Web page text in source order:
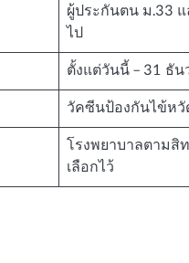
ผู้ประกันตน ม.33
ไป
ตั้งแต่วันนี้ – 31 ธัน
วัคซีนป้องกันไข้ห
โรงพยาบาลตามสิ
เลือกไว้